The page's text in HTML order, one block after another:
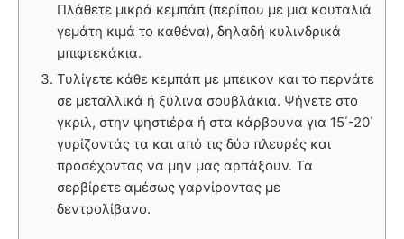
Πλάθετε μικρά κεμπάπ (περίπου με μια κουταλιά
γεμάτη κιμά το καθένα), δηλαδή κυλινδρικά
μπιφτεκάκια.
Τυλίγετε κάθε κεμπάπ με μπέικον και το περνάτε
σε μεταλλικά ή ξύλινα σουβλάκια. Ψήνετε στο
γκριλ, στην ψηστιέρα ή στα κάρβουνα για 15΄-20΄
γυρίζοντάς τα και από τις δύο πλευρές και
προσέχοντας να μην μας αρπάξουν. Τα
σερβίρετε αμέσως γαρνίροντας με
δεντρολίβανο.